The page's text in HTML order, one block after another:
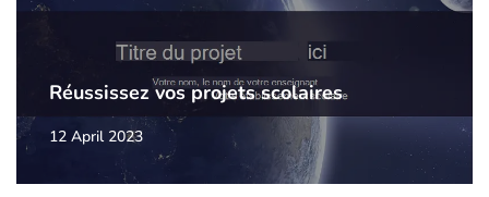
Réussissez vos projets scolaires
12 April 2023